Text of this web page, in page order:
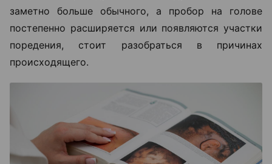
заметно больше обычного, а пробор на голове
постепенно расширяется или появляются участки
поредения, стоит разобраться в причинах
происходящего.